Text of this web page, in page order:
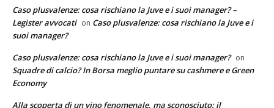
Caso plusvalenze: cosa rischiano la Juve e i suoi manager? –
Legister avvocati on Caso plusvalenze: cosa rischiano la Juve e i
suoi manager?
Caso plusvalenze: cosa rischiano la Juve e i suoi manager? on
Squadre di calcio? In Borsa meglio puntare su cashmere e Green
Economy
Alla scoperta di un vino fenomenale, ma sconosciuto: il